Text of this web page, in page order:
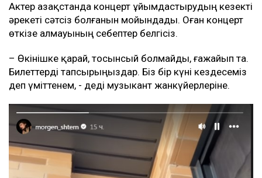
Актер Қазақстанда концерт ұйымдастырудың кезекті
әрекеті сәтсіз болғанын мойындады. Оған концерт
өткізе алмауының себептер белгісіз.
– Өкінішке қарай, тосынсый болмайды, ғажайып та.
Билеттерді тапсырыңыздар. Біз бір күні кездесеміз
деп үміттенем, - деді музыкант жанкүйерлеріне.